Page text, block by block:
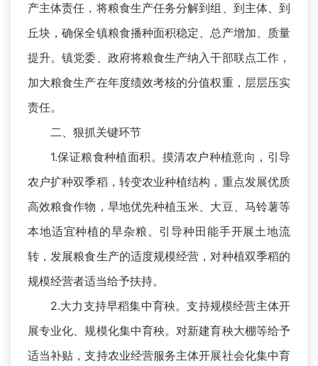
产主体责任，将粮食生产任务分解到组、到主体、到
丘块，确保全镇粮食播种面积稳定、总产增加、质量
提升。镇党委、政府将粮食生产纳入干部联点工作，
加大粮食生产在年度绩效考核的分值权重，层层压实
责任。
二、狠抓关键环节
1.保证粮食种植面积。摸清农户种植意向，引导
农户扩种双季稻，转变农业种植结构，重点发展优质
高效粮食作物，旱地优先种植玉米、大豆、马铃薯等
本地适宜种植的旱杂粮。引导种田能手开展土地流
转，发展粮食生产的适度规模经营，对种植双季稻的
规模经营者适当给予扶持。
2.大力支持早稻集中育秧。支持规模经营主体开
展专业化、规模化集中育秧。对新建育秧大棚等给予
适当补贴，支持农业经营服务主体开展社会化集中育